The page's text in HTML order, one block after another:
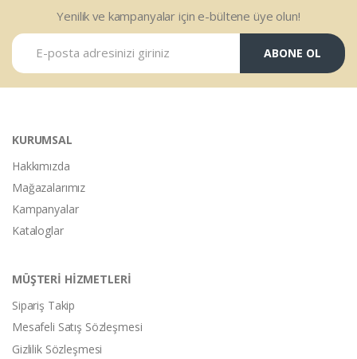
Yenilik ve kampanyalar için e-bültene üye olun!
ABONE OL
KURUMSAL
Hakkımızda
Mağazalarımız
Kampanyalar
Kataloglar
MÜŞTERİ HİZMETLERİ
Sipariş Takip
Mesafeli Satış Sözleşmesi
Gizlilik Sözleşmesi